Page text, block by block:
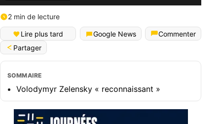
2 min de lecture
Lire plus tard Google News
Commenter
Partager
SOMMAIRE
Volodymyr Zelensky « reconnaissant »